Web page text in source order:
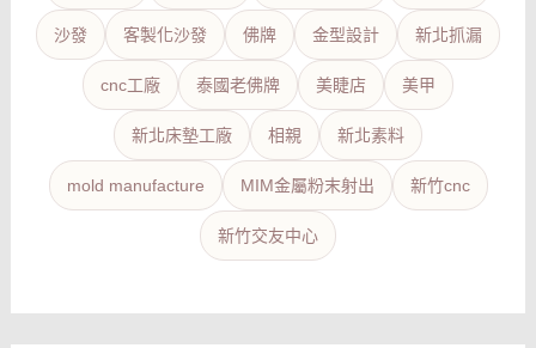
沙發 客製化沙發 佛牌 金型設計 新北抓漏
cnc工廠 泰國老佛牌 美睫店 美甲
新北床墊工廠 相親 新北素料
mold manufacture MIM金屬粉末射出 新竹cnc
新竹交友中心